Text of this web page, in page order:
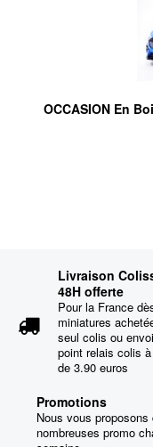
OCCASION En
Livraison
48H offerte
Pour la France
miniatures
seul colis ou
point relais colis
de 3.90 euros
Promotions
Nous vous proposons
nombreuses promo